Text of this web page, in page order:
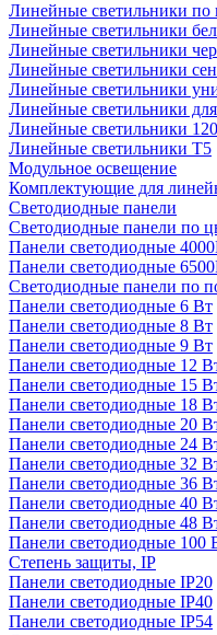
Линейные светильники по
Линейные светильники
Линейные светильники
Линейные светильники
Линейные светильники
Линейные светильники
Линейные светильники
Линейные светильники Т5
Модульное освещение
Комплектующие для
Светодиодные панели
Светодиодные панели по
Панели светодиодные
Панели светодиодные
Светодиодные панели по
Панели светодиодные 6 Вт
Панели светодиодные 8 Вт
Панели светодиодные 9 Вт
Панели светодиодные 12
Панели светодиодные 15
Панели светодиодные 18
Панели светодиодные 20
Панели светодиодные 24
Панели светодиодные 32
Панели светодиодные 36
Панели светодиодные 40
Панели светодиодные 48
Панели светодиодные 100
Степень защиты, IP
Панели светодиодные IP20
Панели светодиодные IP40
Панели светодиодные IP54